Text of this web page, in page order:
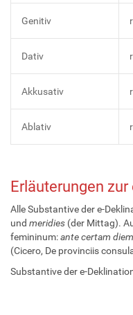
Genitiv
Dativ
Akkusativ
Ablativ
Erläuterungen
Alle Substantive der e-
und meridies (der Mittag).
femininum:ante certam diem
(Cicero, De provinciis
Substantive der e-